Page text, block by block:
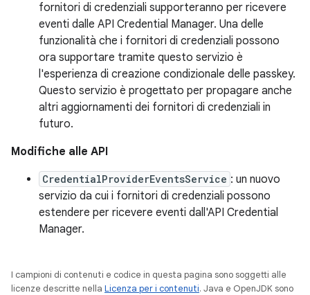
fornitori di credenziali supporteranno per ricevere
eventi dalle API Credential Manager. Una delle
funzionalità che i fornitori di credenziali possono
ora supportare tramite questo servizio è
l'esperienza di creazione condizionale delle passkey.
Questo servizio è progettato per propagare anche
altri aggiornamenti dei fornitori di credenziali in
futuro.
Modifiche alle API
CredentialProviderEventsService : un nuovo
servizio da cui i fornitori di credenziali possono
estendere per ricevere eventi dall'API Credential
Manager.
I campioni di contenuti e codice in questa pagina sono soggetti alle
licenze descritte nella Licenza per i contenuti. Java e OpenJDK sono